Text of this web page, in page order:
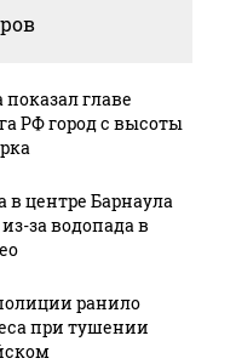
главе
РФ город с высоты
центре Барнаула
за водопада в
ранило
при тушении